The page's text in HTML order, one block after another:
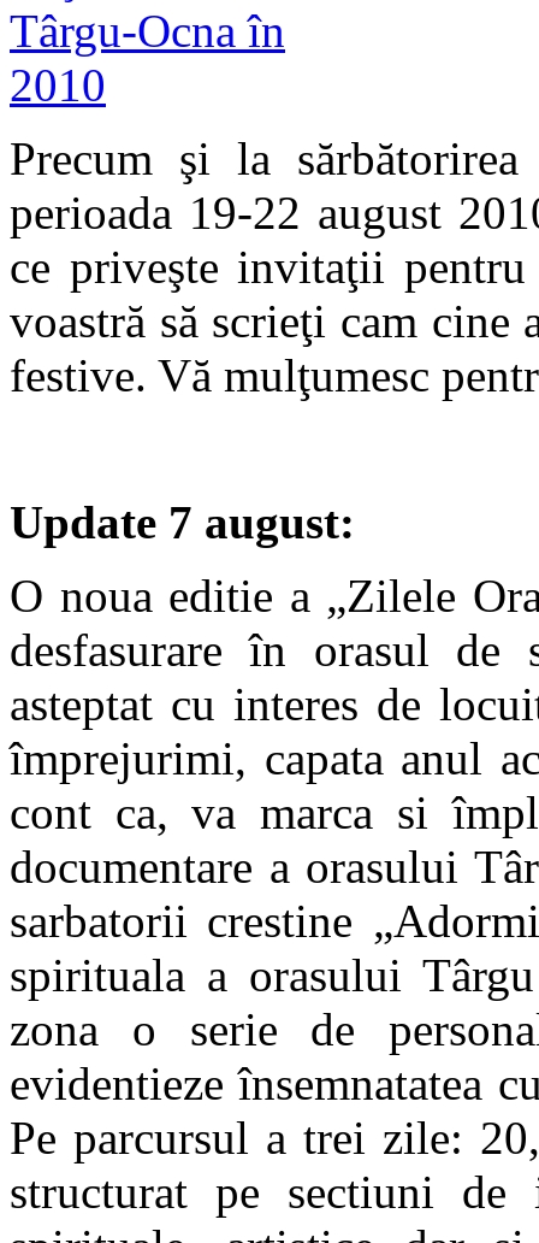
Precum şi la
perioada 19-22 august
ce priveşte invitaţii
voastră să scrieţi cam
festive. Vă mulţumesc
Update 7 august:
O noua editie a „Zilele
desfasurare în orasul de
asteptat cu interes de
împrejurimi, capata anul
cont ca, va marca si
documentare a orasului
sarbatorii crestine
spirituala a orasului
zona o serie de
evidentieze însemnatatea
Pe parcursul a trei zile:
structurat pe sectiuni de